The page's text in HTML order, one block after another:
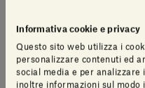
Informativa cookie e privacy
Questo sito web utilizza i
personalizzare contenuti ed
social media e per
inoltre informazioni sul modo